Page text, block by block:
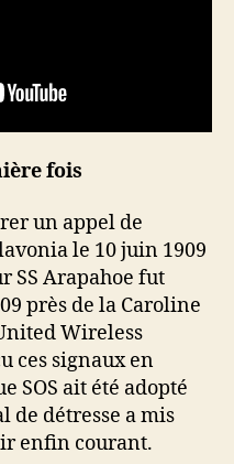
fois
un appel de
le 10 juin 1909
SS Arapahoe fut
près de la Caroline
Wireless
ces signaux en
SOS ait été adopté
de détresse a mis
enfin courant.